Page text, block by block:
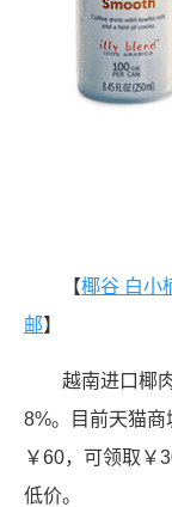
【椰谷 白小
邮】
越南进口椰
8%。目前天猫
￥60，可领取￥
低价。